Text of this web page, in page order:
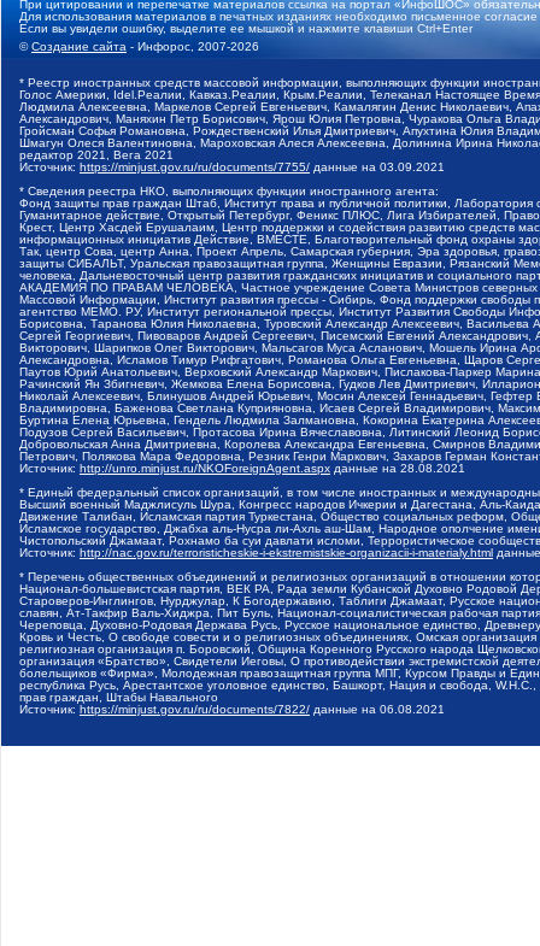
При цитировании и перепечатке материалов ссылка на портал «ИнфоШОС»
Для использования материалов в печатных изданиях необходимо письменное
Если вы увидели ошибку, выделите ее мышкой и нажмите клавиши Ctrl+Enter
©Создание сайта - Инфорос, 2007-2026
* Реестр иностранных средств массовой информации, выполняющих функции
Голос Америки, Idel.Реалии, Кавказ.Реалии, Крым.Реалии, Телеканал Настоящее
Людмила Алексеевна, Маркелов Сергей Евгеньевич, Камалягин Денис Николаевич,
Александрович, Маняхин Петр Борисович, Ярош Юлия Петровна, Чуракова Ольга
Гройсман Софья Романовна, Рождественский Илья Дмитриевич, Апухтина Юлия
Шмагун Олеся Валентиновна, Мароховская Алеся Алексеевна, Долинина Ирина
редактор 2021, Вега 2021
Источник: https://minjust.gov.ru/ru/documents/7755/ данные на 03.09.2021
* Сведения реестра НКО, выполняющих функции иностранного агента:
Фонд защиты прав граждан Штаб, Институт права и публичной политики,
Гуманитарное действие, Открытый Петербург, Феникс ПЛЮС, Лига Избирателей,
Крест, Центр Хасдей Ерушалаим, Центр поддержки и содействия развитию средств
информационных инициатив Действие, ВМЕСТЕ, Благотворительный фонд охраны
Так, центр Сова, центр Анна, Проект Апрель, Самарская губерния, Эра здоровья,
защиты СИБАЛЬТ, Уральская правозащитная группа, Женщины Евразии, Рязанский
человека, Дальневосточный центр развития гражданских инициатив и социального
АКАДЕМИЯ ПО ПРАВАМ ЧЕЛОВЕКА, Частное учреждение Совета Министров северных
Массовой Информации, Институт развития прессы - Сибирь, Фонд поддержки
агентство МЕМО. РУ, Институт региональной прессы, Институт Развития Свободы
Борисовна, Таранова Юлия Николаевна, Туровский Александр Алексеевич,
Сергей Георгиевич, Пивоваров Андрей Сергеевич, Писемский Евгений
Викторович, Шарипков Олег Викторович, Мальсагов Муса Асланович, Мошель Ирина
Александровна, Исламов Тимур Рифгатович, Романова Ольга Евгеньевна, Щаров
Паутов Юрий Анатольевич, Верховский Александр Маркович, Пислакова-Паркер
Рачинский Ян Збигневич, Жемкова Елена Борисовна, Гудков Лев Дмитриевич,
Николай Алексеевич, Блинушов Андрей Юрьевич, Мосин Алексей Геннадьевич,
Владимировна, Баженова Светлана Куприяновна, Исаев Сергей Владимирович,
Буртина Елена Юрьевна, Гендель Людмила Залмановна, Кокорина Екатерина
Подузов Сергей Васильевич, Протасова Ирина Вячеславовна, Литинский Леонид
Добровольская Анна Дмитриевна, Королева Александра Евгеньевна, Смирнов
Петрович, Полякова Мара Федоровна, Резник Генри Маркович, Захаров Герман
Источник: http://unro.minjust.ru/NKOForeignAgent.aspx данные на 28.08.2021
* Единый федеральный список организаций, в том числе иностранных и
Высший военный Маджлисуль Шура, Конгресс народов Ичкерии и Дагестана, Аль-
Движение Талибан, Исламская партия Туркестана, Общество социальных реформ,
Исламское государство, Джабха аль-Нусра ли-Ахль аш-Шам, Народное ополчение
Чистопольский Джамаат, Рохнамо ба суи давлати исломи, Террористическое
Источник: http://nac.gov.ru/terroristicheskie-i-ekstremistskie-organizacii-i-materialy.html
* Перечень общественных объединений и религиозных организаций в отношении
Национал-большевистская партия, ВЕК РА, Рада земли Кубанской Духовно Родовой
Староверов-Инглингов, Нурджулар, К Богодержавию, Таблиги Джамаат, Русское
славян, Ат-Такфир Валь-Хиджра, Пит Буль, Национал-социалистическая рабочая
Череповца, Духовно-Родовая Держава Русь, Русское национальное единство,
Кровь и Честь, О свободе совести и о религиозных объединениях, Омская
религиозная организация п. Боровский, Община Коренного Русского народа
организация «Братство», Свидетели Иеговы, О противодействии экстремистской
болельщиков «Фирма», Молодежная правозащитная группа МПГ, Курсом Правды и
республика Русь, Арестантское уголовное единство, Башкорт, Нация и свобода,
прав граждан, Штабы Навального
Источник: https://minjust.gov.ru/ru/documents/7822/ данные на 06.08.2021